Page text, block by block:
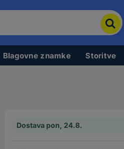
Blagovne znamke Storitve
Dostava pon, 24.8.